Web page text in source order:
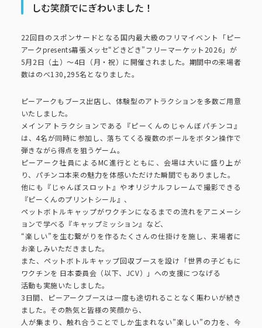
ピーアークで楽しむ トップ
パチンコ・スロット
企業情報
企業情報 トップ
会社概要
ピーアークの歩み
組織図
企業・団体向け募集情報
コーポレートブック
CSR活動
CSR活動 トップ
CSR理念
eco10プロジェクト
CSRニュース
トピックス
企業理念 採用情報
IR情報 お問い合わせ
公式アカウント一覧
しむ笑顔でにぎわいました！
22回目のスポンサードとなる国内最大級のフリマイベント「ピー
アークpresents幕張メッセ“どきどき”フリーマーケット2026」が
5月2日（土）～4日（月・祝）に開催されました。期間中の来場者
数はのべ130,295名となりました。
ピーアークもブース出店し、体験型のアトラクションを多数ご用意
いたしました。
メインアトラクションである『ピーくんのじゃんぼパチンコ』
は、4名が同時に参加し、落ちてくる複数のボールをボタン操作で
弾きながら得点を狙うゲーム。
ピーアーク社員によるMC進行とともに、会場は大いに盛り上が
り、パチンコ本来の魅力を体感いただけた瞬間でもありました。
他にも『じゃんぼスロット』やオリジナルフレームで撮影できる
『ピーくんのプリントシール』、
ペットボトルキャップがワクチンになるまでの流れをアニメーシ
ョンで学べる『キャップミッション』など、
“楽しい”を生む繋がりを作るたくさんの仕掛けを施し、来場者に
お楽しみいただきました。
また、ペットボトルキャップ回収ブースを設け「世界の子どもに
ワクチンを 日本委員会（以下、JCV）」への支援につなげる
活動も実施いたしました。
3日間、ピーアークブースは一度も途切れることなく賑わいが続き
ました。その熱気と皆様の笑顔から、
人が集まり、触れ合うことでしか生まれない”楽しい”の力を、今